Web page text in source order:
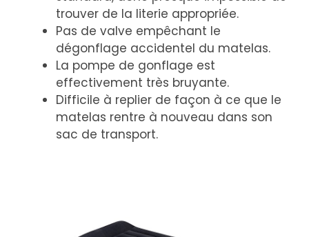
trouver de la literie appropriée.
Pas de valve empêchant le
dégonflage accidentel du matelas.
La pompe de gonflage est
effectivement très bruyante.
Difficile à replier de façon à ce que le
matelas rentre à nouveau dans son
sac de transport.